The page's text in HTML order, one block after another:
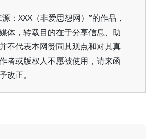
：XXX（非爱思想网）”的作品，
体，转载目的在于分享信息、助
不代表本网赞同其观点和对其真
者或版权人不愿被使用，请来函
改正。